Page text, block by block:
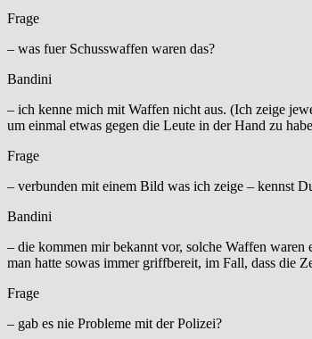
Frage
– was fuer Schusswaffen waren das?
Bandini
– ich kenne mich mit Waffen nicht aus. (Ich zeige
um einmal etwas gegen die Leute in der Hand zu
Frage
– verbunden mit einem Bild was ich zeige – kennst
Bandini
– die kommen mir bekannt vor, solche Waffen waren
man hatte sowas immer griffbereit, im Fall, dass die
Frage
– gab es nie Probleme mit der Polizei?